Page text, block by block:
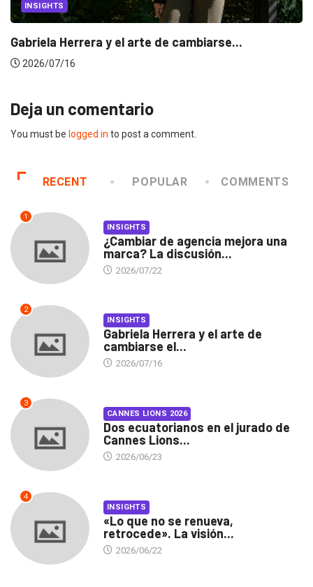
INSIGHTS
Gabriela Herrera y el arte de cambiarse...
2026/07/16
Deja un comentario
You must be logged in to post a comment.
RECENT POPULAR COMMENTS
1
INSIGHTS
¿Cambiar de agencia mejora una
marca? La discusión...
2026/07/22
2
INSIGHTS
Gabriela Herrera y el arte de
cambiarse el...
2026/07/16
3
CANNES LIONS 2026
Dos ecuatorianos en el jurado de
Cannes Lions...
2026/06/23
4
INSIGHTS
«Lo que no se renueva,
retrocede». La visión...
2026/06/22